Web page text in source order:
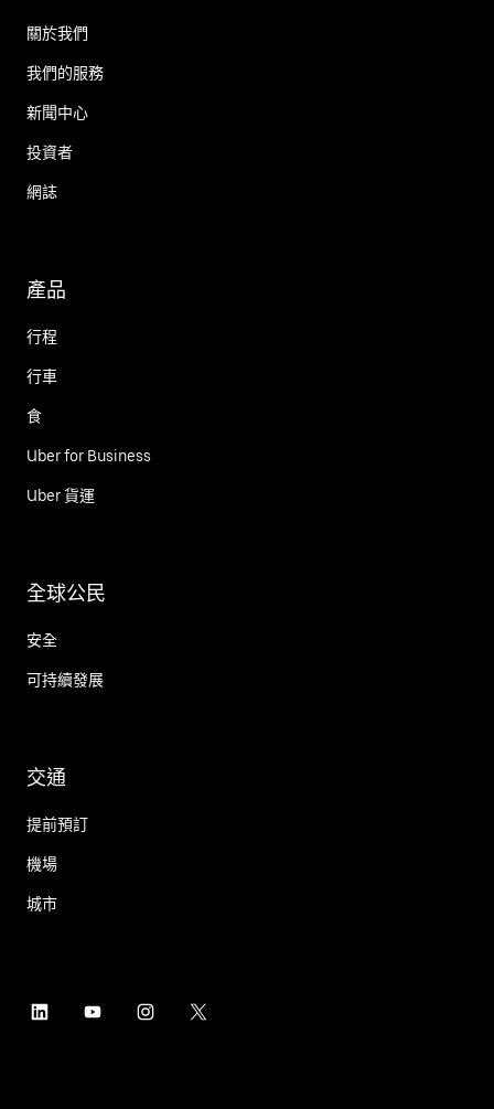
關於我們
我們的服務
新聞中心
投資者
網誌
產品
行程
行車
食
Uber for Business
Uber 貨運
全球公民
安全
可持續發展
交通
提前預訂
機場
城市